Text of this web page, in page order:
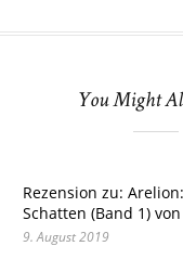
You Might
Rezension zu:
Schatten (Band 1)
9. August 2019